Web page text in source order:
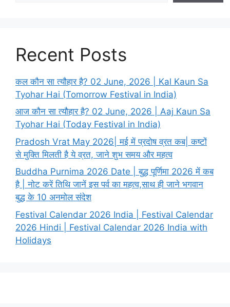
Recent Posts
कल कौन सा त्यौहार है? 02 June, 2026 | Kal Kaun Sa
Tyohar Hai (Tomorrow Festival in India)
आज कौन सा त्यौहार है? 02 June, 2026 | Aaj Kaun Sa
Tyohar Hai (Today Festival in India)
Pradosh Vrat May 2026| मई में प्रदोष व्रत कब| कष्टों
से मुक्ति मिलती है ये व्रत, जाने शुभ समय और महत्व
Buddha Purnima 2026 Date | बुद्ध पूर्णिमा 2026 में कब
है | नोट करें तिथि जानें इस पर्व का महत्व,साथ ही जाने भगवान
बुद्ध के 10 अनमोल संदेश
Festival Calendar 2026 India | Festival Calendar
2026 Hindi | Festival Calendar 2026 India with
Holidays